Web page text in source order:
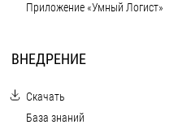
Приложение «Умный Логист»
ВНЕДРЕНИЕ
Скачать
База знаний